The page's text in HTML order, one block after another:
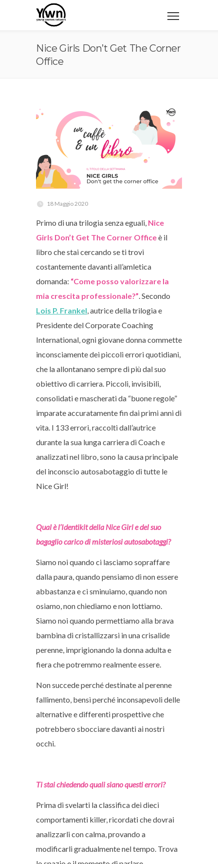
Nice Girls Don’t Get The Corner
Office
18 Maggio 2020
Primo di una trilogia senza eguali, Nice
Girls Don’t Get The Corner Officeè il
libro che stai cercando se ti trovi
costantemente davanti all’amletica
domanda: “Come posso valorizzare la
mia crescita professionale?”. Secondo
Lois P. Frankel, autrice della trilogia e
Presidente del Corporate Coaching
International, ogni giovane donna commette
inconsciamente dei piccoli errori quotidiani,
che la allontanano sempre di più dal suo
obiettivo di carriera. Piccoli, invisibili,
consolidati e mascherati da “buone regole”
imparate accuratamente fin dai primi anni di
vita. I 133 errori, raccolti dall’autrice
durante la sua lunga carriera di Coach e
analizzati nel libro, sono la causa principale
del inconscio autosabotaggio di tutte le
Nice Girl!
Qual è l’Identikit della Nice Girl e del suo
bagaglio carico di misteriosi autosabotaggi?
Siamo noi quando ci lasciamo sopraffare
dalla paura, quando pensiamo di non essere
abbastanza e ci sminuiamo, quando non
osiamo, non chiediamo e non lottiamo.
Siamo noi quando permettiamo alla brava
bambina di cristallizzarsi in una crisalide
perenne, imprigionando la donna adulta e
fiera che potremmo realmente essere.
Non succede perché destinate al perenne
fallimento, bensì perché inconsapevoli delle
alternative e differenti prospettive che
potrebbero sbocciare davanti ai nostri
occhi.
Ti stai chiedendo quali siano questi errori?
Prima di svelarti la classifica dei dieci
comportamenti killer, ricordati che dovrai
analizzarli con calma, provando a
modificarli gradualmente nel tempo. Trova